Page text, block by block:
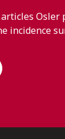
incidence